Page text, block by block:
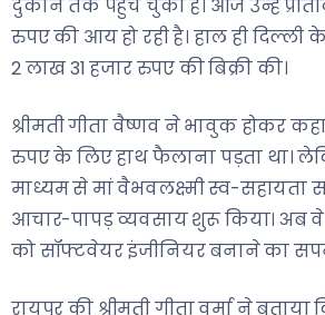
दुकान तक पहुँच चुका है। आज उन्हें
रुपए की आय हो रही है। हाल ही
2 लाख 31 हजार रुपए की बिक्री की।
श्रीमती गीता वैष्णव ने भावुक होकर
रुपए के लिए हाथ फैलाना पड़ता था।
माध्यम से मां वैभवलक्ष्मी स्व-सहायता
आचार-पापड़ व्यवसाय शुरू किया। अब
को सॉफ्टवेयर इंजीनियर बनाने का
रायपुर की श्रीमती गीता वर्मा ने